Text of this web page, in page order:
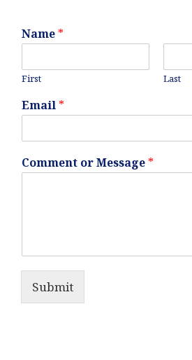
Name *
First Last
Email *
Comment or Message *
Submit